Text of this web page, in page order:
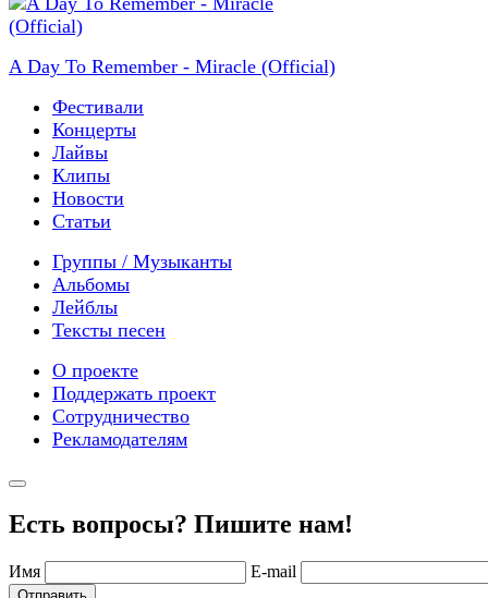
A Day To Remember - Miracle (Official)
Фестивали
Концерты
Лайвы
Клипы
Новости
Статьи
Группы / Музыканты
Альбомы
Лейблы
Тексты песен
О проекте
Поддержать проект
Сотрудничество
Рекламодателям
Есть вопросы? Пишите нам!
Имя E-mail